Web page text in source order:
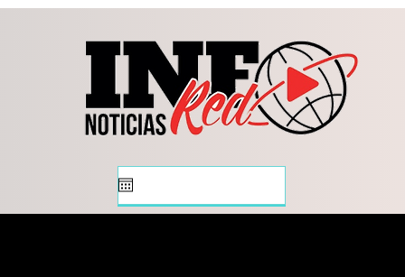
consultar las 143 vacantes